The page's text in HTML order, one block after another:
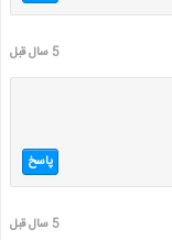
5 سال قبل
پاسخ
5 سال قبل